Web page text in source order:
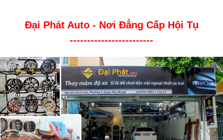
Đại Phát Auto - Nơi Đẳng Cấp Hội Tụ
------------------------